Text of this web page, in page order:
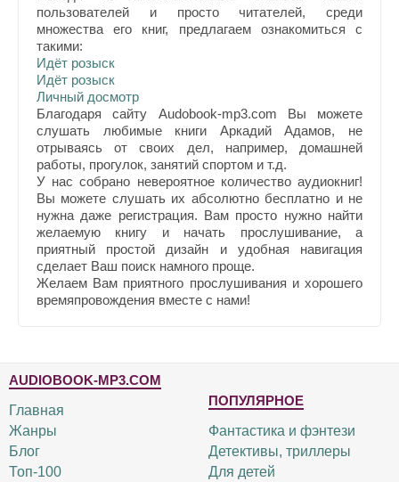
пользователей и просто читателей, среди
множества его книг, предлагаем ознакомиться с
такими:
Идёт розыск
Идёт розыск
Личный досмотр
Благодаря сайту Audobook-mp3.com Вы можете
слушать любимые книги Аркадий Адамов, не
отрываясь от своих дел, например, домашней
работы, прогулок, занятий спортом и т.д.
У нас собрано невероятное количество аудиокниг!
Вы можете слушать их абсолютно бесплатно и не
нужна даже регистрация. Вам просто нужно найти
желаемую книгу и начать прослушивание, а
приятный простой дизайн и удобная навигация
сделает Ваш поиск намного проще.
Желаем Вам приятного прослушивания и хорошего
времяпровождения вместе с нами!
AUDIOBOOK-MP3.COM
Главная
Жанры
Блог
Топ-100
ПОПУЛЯРНОЕ
Фантастика и фэнтези
Детективы, триллеры
Для детей